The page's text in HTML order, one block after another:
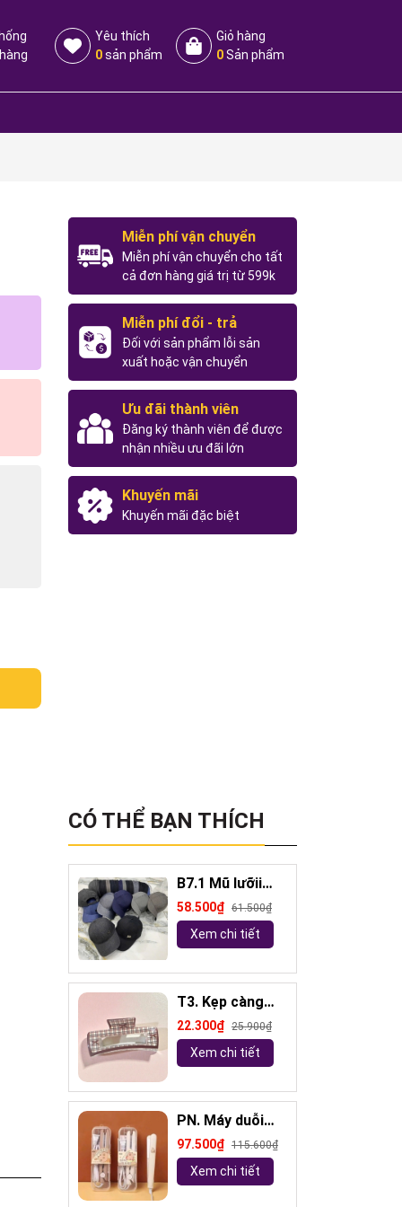
Yêu thích
0sản phẩm
Giỏ hàng
0Sản phẩm
Miễn phí vận chuyển
Miễn phí vận chuyển cho tất
cả đơn hàng giá trị từ 599k
Miễn phí đổi - trả
Đối với sản phẩm lỗi sản
xuất hoặc vận chuyển
Ưu đãi thành viên
Đăng ký thành viên để được
nhận nhiều ưu đãi lớn
Khuyến mãi
Khuyến mãi đặc biệt
CÓ THỂ BẠN THÍCH
B7.1 Mũ lưỡii
trai đính logo
58.500₫ 61.500₫
Xem chi tiết
T3. Kẹp càng
cua kẻ 10,5cm
22.300₫ 25.900₫
Xem chi tiết
PN. Máy duỗi
tóc mini
Capybara
97.500₫ 115.600₫
Xem chi tiết